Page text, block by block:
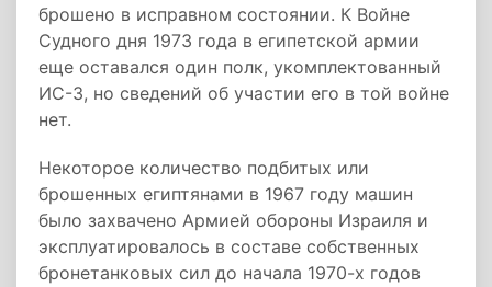
брошено в исправном состоянии. К Войне
Судного дня 1973 года в египетской армии
еще оставался один полк, укомплектованный
ИС-3, но сведений об участии его в той войне
нет.
Некоторое количество подбитых или
брошенных египтянами в 1967 году машин
было захвачено Армией обороны Израиля и
эксплуатировалось в составе собственных
бронетанковых сил до начала 1970-х годов